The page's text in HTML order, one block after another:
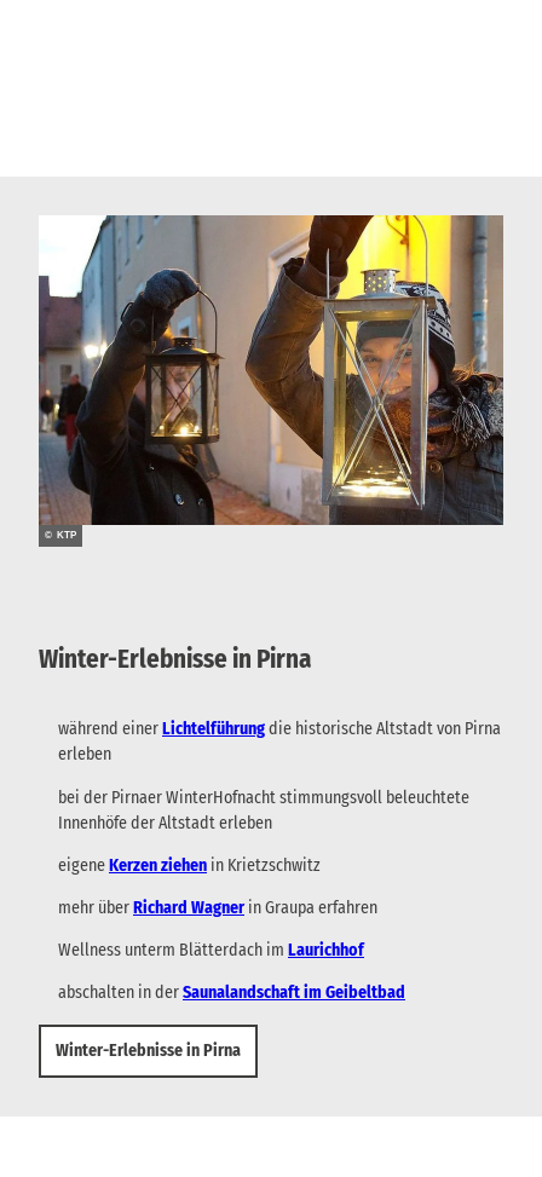
© KTP
Winter-Erlebnisse in Pirna
während einerLichtelführungdie historische Altstadt von Pirna
erleben
bei der Pirnaer WinterHofnacht stimmungsvoll beleuchtete
Innenhöfe der Altstadt erleben
eigeneKerzen ziehen in Krietzschwitz
mehr überRichard Wagner in Graupa erfahren
Wellness unterm Blätterdach im Laurichhof
abschalten in derSaunalandschaft im Geibeltbad
Winter-Erlebnisse in Pirna